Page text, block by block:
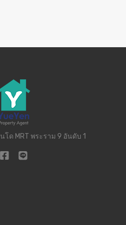
โด MRT พระราม 9 อันดับ 1